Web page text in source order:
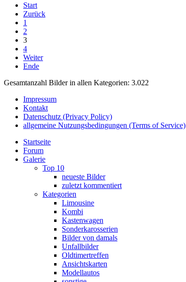
Start
Zurück
1
2
3
4
Weiter
Ende
Gesamtanzahl Bilder in allen Kategorien: 3.022
Impressum
Kontakt
Datenschutz (Privacy Policy)
allgemeine Nutzungsbedingungen (Terms of Service)
Startseite
Forum
Galerie
Top 10
neueste Bilder
zuletzt kommentiert
Kategorien
Limousine
Kombi
Kastenwagen
Sonderkarosserien
Bilder von damals
Unfallbilder
Oldtimertreffen
Ansichtskarten
Modellautos